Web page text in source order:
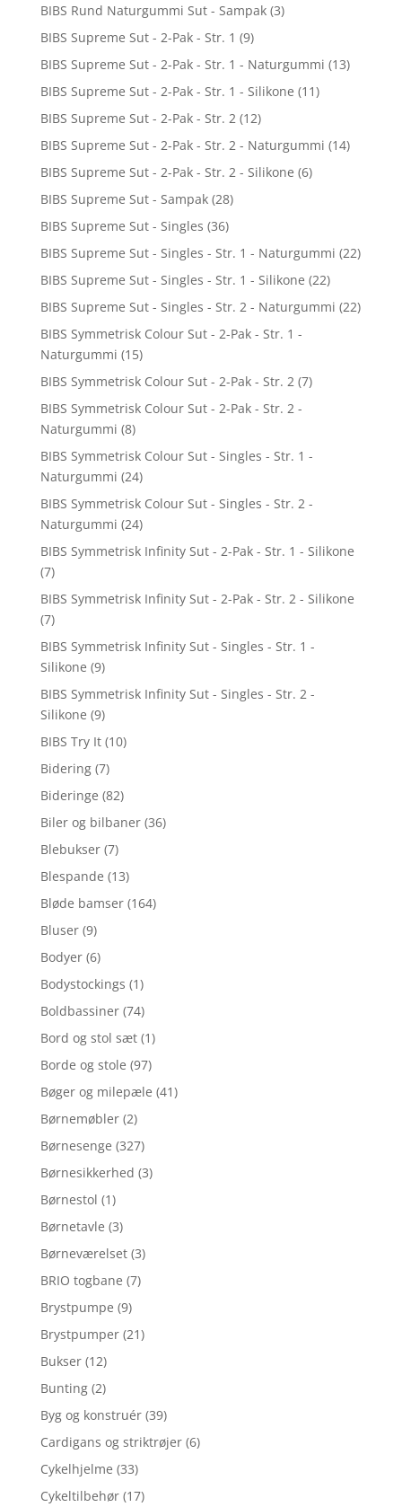
BIBS Rund Naturgummi Sut - Sampak (3)
BIBS Supreme Sut - 2-Pak - Str. 1 (9)
BIBS Supreme Sut - 2-Pak - Str. 1 - Naturgummi (13)
BIBS Supreme Sut - 2-Pak - Str. 1 - Silikone (11)
BIBS Supreme Sut - 2-Pak - Str. 2 (12)
BIBS Supreme Sut - 2-Pak - Str. 2 - Naturgummi (14)
BIBS Supreme Sut - 2-Pak - Str. 2 - Silikone (6)
BIBS Supreme Sut - Sampak (28)
BIBS Supreme Sut - Singles (36)
BIBS Supreme Sut - Singles - Str. 1 - Naturgummi (22)
BIBS Supreme Sut - Singles - Str. 1 - Silikone (22)
BIBS Supreme Sut - Singles - Str. 2 - Naturgummi (22)
BIBS Symmetrisk Colour Sut - 2-Pak - Str. 1 -
Naturgummi (15)
BIBS Symmetrisk Colour Sut - 2-Pak - Str. 2 (7)
BIBS Symmetrisk Colour Sut - 2-Pak - Str. 2 -
Naturgummi (8)
BIBS Symmetrisk Colour Sut - Singles - Str. 1 -
Naturgummi (24)
BIBS Symmetrisk Colour Sut - Singles - Str. 2 -
Naturgummi (24)
BIBS Symmetrisk Infinity Sut - 2-Pak - Str. 1 - Silikone
(7)
BIBS Symmetrisk Infinity Sut - 2-Pak - Str. 2 - Silikone
(7)
BIBS Symmetrisk Infinity Sut - Singles - Str. 1 -
Silikone (9)
BIBS Symmetrisk Infinity Sut - Singles - Str. 2 -
Silikone (9)
BIBS Try It (10)
Bidering (7)
Bideringe (82)
Biler og bilbaner (36)
Blebukser (7)
Blespande (13)
Bløde bamser (164)
Bluser (9)
Bodyer (6)
Bodystockings (1)
Boldbassiner (74)
Bord og stol sæt (1)
Borde og stole (97)
Bøger og milepæle (41)
Børnemøbler (2)
Børnesenge (327)
Børnesikkerhed (3)
Børnestol (1)
Børnetavle (3)
Børneværelset (3)
BRIO togbane (7)
Brystpumpe (9)
Brystpumper (21)
Bukser (12)
Bunting (2)
Byg og konstruér (39)
Cardigans og striktrøjer (6)
Cykelhjelme (33)
Cykeltilbehør (17)